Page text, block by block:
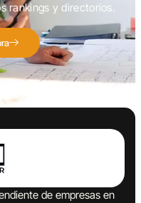
rankings y directorios.
de empresas en